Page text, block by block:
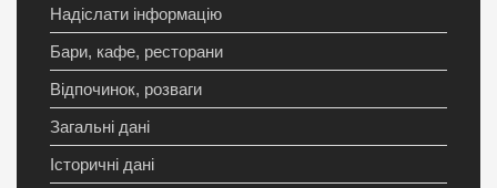
Надіслати інформацію
Бари, кафе, ресторани
Відпочинок, розваги
Загальні дані
Історичні дані